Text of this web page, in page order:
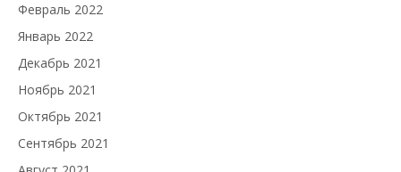
Февраль 2022
Январь 2022
Декабрь 2021
Ноябрь 2021
Октябрь 2021
Сентябрь 2021